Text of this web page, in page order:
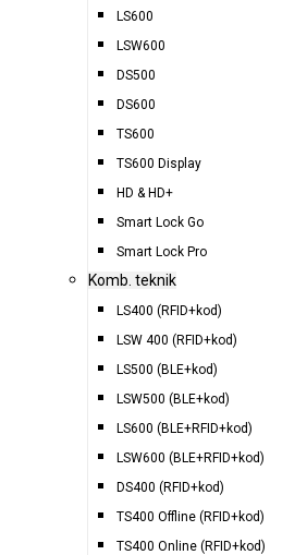
LS600
LSW600
DS500
DS600
TS600
TS600 Display
HD & HD+
Smart Lock Go
Smart Lock Pro
Komb. teknik
LS400 (RFID+kod)
LSW 400 (RFID+kod)
LS500 (BLE+kod)
LSW500 (BLE+kod)
LS600 (BLE+RFID+kod)
LSW600 (BLE+RFID+kod)
DS400 (RFID+kod)
TS400 Offline (RFID+kod)
TS400 Online (RFID+kod)